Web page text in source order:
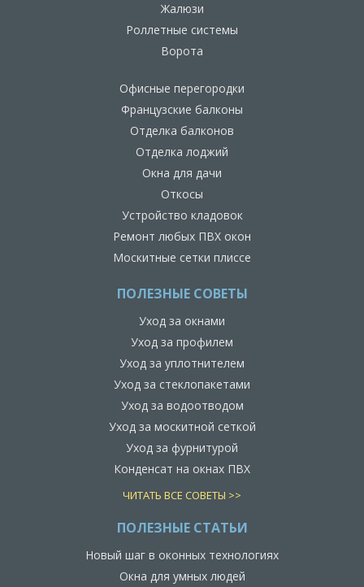
Жалюзи
Роллетные системы
Ворота
Офисные перегородки
Французские балконы
Отделка балконов
Отделка лоджий
Окна для дачи
Откосы
Устройство кладовок
Ремонт любых ПВХ окон
Москитные сетки плиссе
ПОЛЕЗНЫЕ СОВЕТЫ
Уход за окнами
Уход за профилем
Уход за уплотнителем
Уход за стеклопакетами
Уход за водоотводом
Уход за москитной сеткой
Уход за фурнитурой
Конденсат на окнах ПВХ
ЧИТАТЬ ВСЕ СОВЕТЫ >>
ПОЛЕЗНЫЕ СТАТЬИ
Новый шаг в оконных технологиях
Окна для умных людей